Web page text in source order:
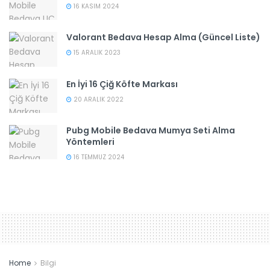
16 KASIM 2024
Valorant Bedava Hesap Alma (Güncel Liste)
15 ARALIK 2023
En İyi 16 Çiğ Köfte Markası
20 ARALIK 2022
Pubg Mobile Bedava Mumya Seti Alma
Yöntemleri
16 TEMMUZ 2024
Home Bilgi